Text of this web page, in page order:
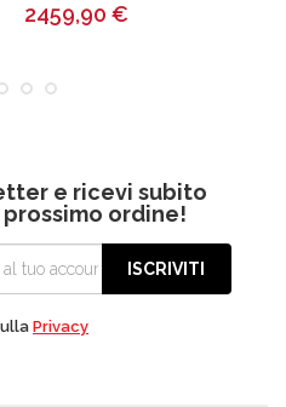
2459,90 €
e ricevi subito
ordine!
ISCRIVITI
Privacy